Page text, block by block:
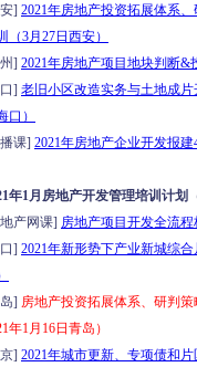
] 2021年房地产投资拓展体系
（3月27日西安）
] 2021年房地产项目地块判断&
] 老旧小区改造实务与土地成
口）
课] 2021年房地产企业开发报
年1月房地产开发管理培训计划
产网课] 房地产项目开发全流
] 2021年新形势下产业新城综
] 房地产投资拓展体系、研判
年1月16日青岛）
] 2021年城市更新、专项债和